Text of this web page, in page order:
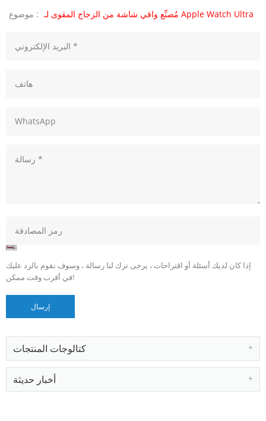
موضوع : مُصنِّع واقي شاشة من الزجاج المقوى لـ Apple Watch Ultra
إذا كان لديك أسئلة أو اقتراحات ، يرجى ترك لنا رسالة ، وسوف نقوم بالرد عليك
في أقرب وقت ممكن!
كتالوجات المنتجات
أخبار حديثة